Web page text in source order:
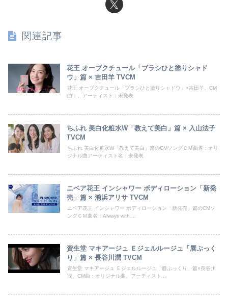
関連記事
花王 オーブクチュール「ブラシひと塗りシャド
ウ」篇 × 吉田羊 TVCM
花王 オーブクチュール「ブラシひと塗りシャドウ」×吉田羊、CM
曲：、アーティスト：未発表
ちふれ 美白化粧水W「教えて美白」篇 × 入山法子
TVCM
ちふれ 美白化粧水W「教えて美白」篇のCMソングＣＭ曲名：オリ
ジナル曲アーティスト名：未発表
ニベア花王 インシャワー ボディローション「新発
売」篇 × 浦浜アリサ TVCM
ニベア花王 インシャワー ボディローション「新発売」篇のCMソ
ングＣＭ曲名：Always with ...
資生堂 マキアージュ Ｅジェルルージュ「唇ぷっく
り」篇 × 長谷川潤 TVCM
資生堂 マキアージュ Ｅジェルルージュ「唇ぷっくり」篇×長谷川
潤、CM曲：オリジナル曲、アーティスト...